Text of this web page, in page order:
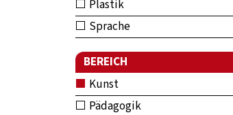
Plastik
Sprache
BEREICH
Kunst
Pädagogik